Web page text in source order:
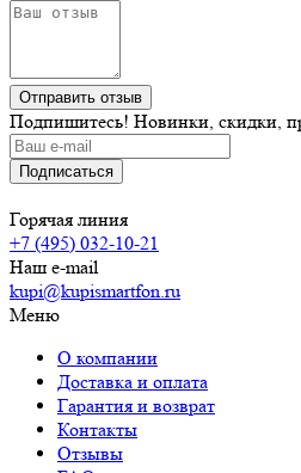
Подпишитесь! Новинки, скидки,
Горячая линия
+7 (495) 032-10-21
Наш e-mail
kupi@kupismartfon.ru
Меню
О компании
Доставка и оплата
Гарантия и возврат
Контакты
Отзывы